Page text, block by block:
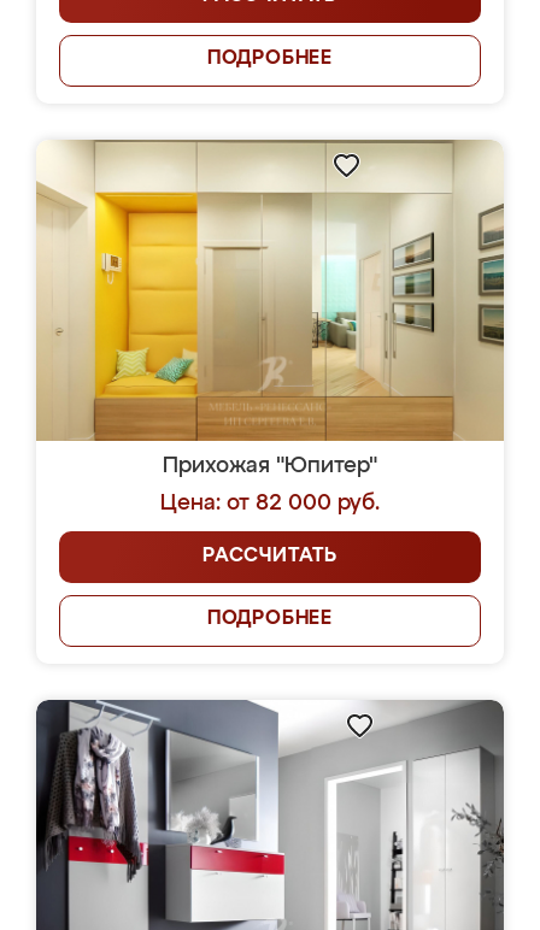
ПОДРОБНЕЕ
Прихожая "Юпитер"
Цена: от 82 000 руб.
РАССЧИТАТЬ
ПОДРОБНЕЕ